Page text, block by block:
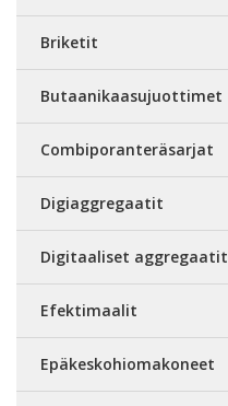
Briketit
Butaanikaasujuottimet
Combiporanteräsarjat
Digiaggregaatit
Digitaaliset aggregaatit
Efektimaalit
Epäkeskohiomakoneet